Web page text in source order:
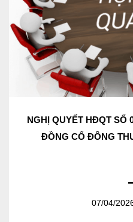
NGHỊ QUYẾT HĐQT SỐ
ĐỒNG CỔ ĐÔNG
07/04/